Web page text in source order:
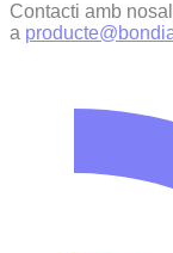
Contacti amb
a